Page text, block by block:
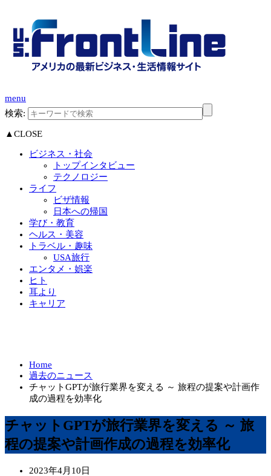
menu
検索:
▲CLOSE
ビジネス・社会
トップインタビュー
テクノロジー
ライフ
ビザ情報
日本への帰国
学び・教育
ヘルス・美容
トラベル・趣味
USA旅行
エンタメ・娯楽
ヒト
耳より
キャリア
Home
過去のニュース
チャットGPTが旅行業界を変える ～ 旅程の提案や計画作
成の過程を効率化
チャットGPTが旅行業界を変える ～ 旅
程の提案や計画作成の過程を効率化
2023年4月10日